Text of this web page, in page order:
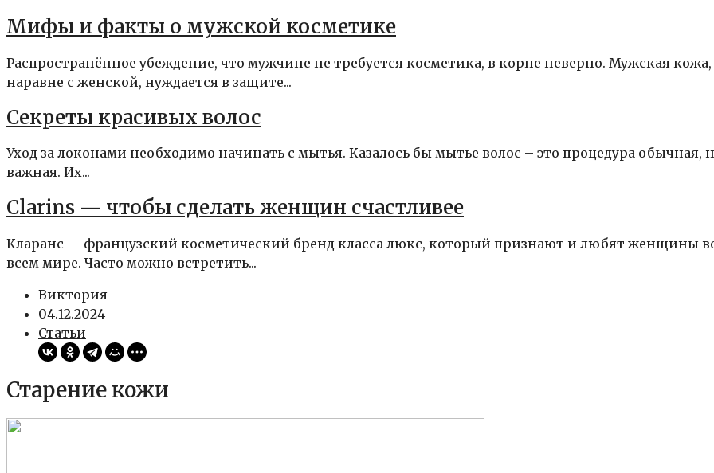
Мифы и факты о мужской косметике
Распространённое убеждение, что мужчине не требуется косметика, в корне неверно. Мужская кожа,
наравне с женской, нуждается в защите...
Секреты красивых волос
Уход за локонами необходимо начинать с мытья. Казалось бы мытье волос – это процедура обычная,
важная. Их...
Clarins — чтобы сделать женщин счастливее
Кларанс — французский косметический бренд класса люкс, который признают и любят женщины
всем мире. Часто можно встретить...
Виктория
04.12.2024
Статьи
Старение кожи